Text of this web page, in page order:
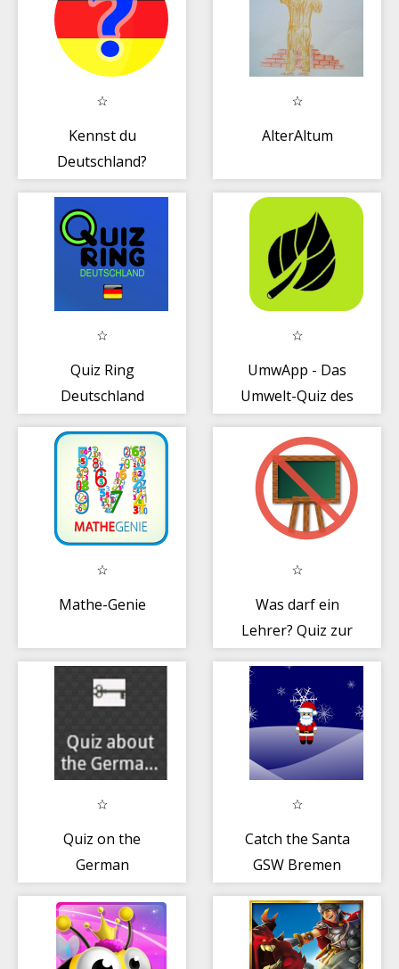
Kennst du
Deutschland?
AlterAltum
Quiz Ring
Deutschland
UmwApp - Das
Umwelt-Quiz des
Marktbreit
Mathe-Genie
Was darf ein
Lehrer? Quiz zur
Fortbildung
Quiz on the
German
Catch the Santa
GSW Bremen